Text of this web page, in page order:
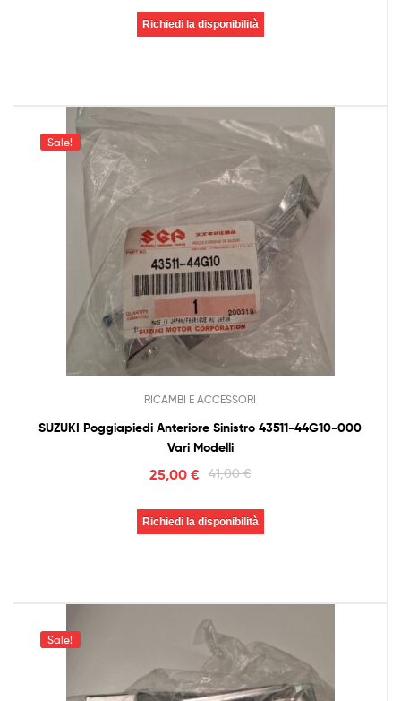
Richiedi la disponibilità
Sale!
RICAMBI E ACCESSORI
SUZUKI Poggiapiedi Anteriore Sinistro 43511-44G10-000
Vari Modelli
41,00€
25,00€
Richiedi la disponibilità
Sale!